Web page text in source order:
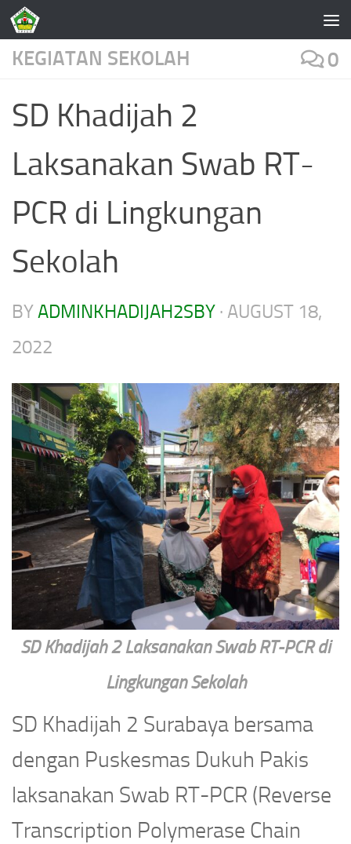
Skip to content
KEGIATAN SEKOLAH 0
SD Khadijah 2
Laksanakan Swab RT-
PCR di Lingkungan
Sekolah
BYADMINKHADIJAH2SBY · AUGUST 18,
2022
SD Khadijah 2 Laksanakan Swab RT-PCR di
Lingkungan Sekolah
SD Khadijah 2 Surabaya bersama
dengan Puskesmas Dukuh Pakis
laksanakan Swab RT-PCR (Reverse
Transcription Polymerase Chain